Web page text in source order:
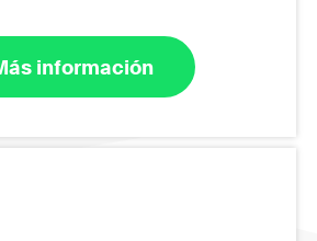
información